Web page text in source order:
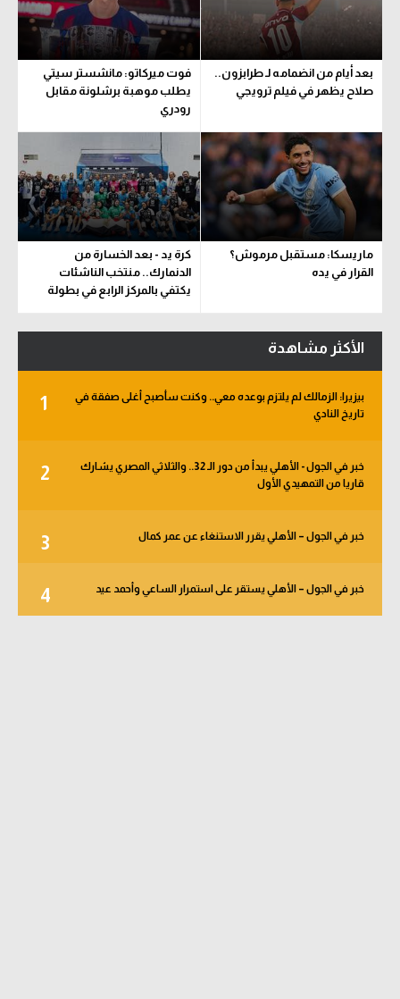
بعد أيام من انضمامه لـ طرابزون..
صلاح يظهر في فيلم ترويجي
فوت ميركاتو: مانشستر سيتي
يطلب موهبة برشلونة مقابل
رودري
ماريسكا: مستقبل مرموش؟
القرار في يده
كرة يد - بعد الخسارة من
الدنمارك.. منتخب الناشئات
يكتفي بالمركز الرابع في بطولة
الأكثر مشاهدة
1
بيزيرا: الزمالك لم يلتزم بوعده معي.. وكنت سأصبح أغلى صفقة في
تاريخ النادي
2
خبر في الجول - الأهلي يبدأ من دور الـ 32.. والثلاثي المصري يشارك
قاريا من التمهيدي الأول
3 خبر في الجول – الأهلي يقرر الاستنغاء عن عمر كمال
4 خبر في الجول – الأهلي يستقر على استمرار الساعي وأحمد عيد